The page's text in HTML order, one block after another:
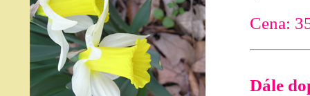
Cena:
Dále